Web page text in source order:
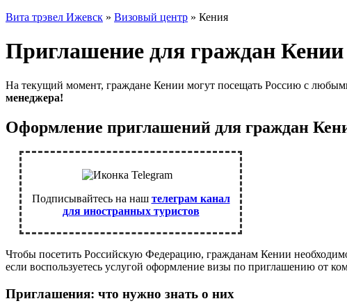
Вита трэвел Ижевск » Визовый центр » Кения
Приглашение для граждан
На текущий момент, граждане Кении могут посещать Россию с
менеджера!
Оформление приглашений для граждан
Подписывайтесь на наш телеграм канал
для иностранных туристов
Чтобы посетить Российскую Федерацию, гражданам Кении
если воспользуетесь услугой оформление визы по приглашению от
Приглашения: что нужно знать о них